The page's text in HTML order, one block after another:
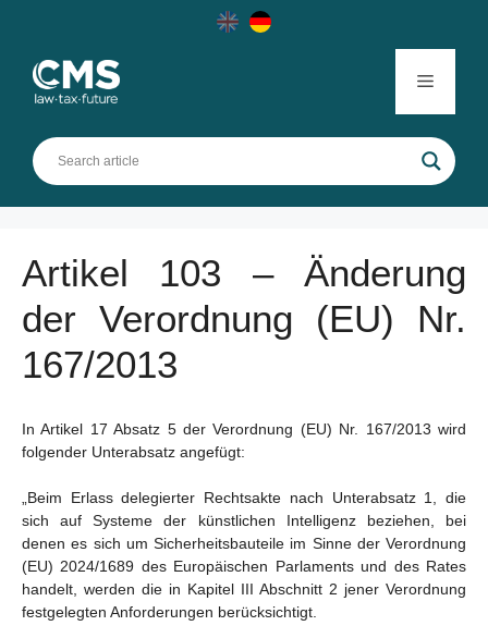
Menu
Artikel 103 – Änderung
der Verordnung (EU) Nr.
167/2013
In Artikel 17 Absatz 5 der Verordnung (EU) Nr. 167/2013 wird
folgender Unterabsatz angefügt:
„Beim Erlass delegierter Rechtsakte nach Unterabsatz 1, die
sich auf Systeme der künstlichen Intelligenz beziehen, bei
denen es sich um Sicherheitsbauteile im Sinne der Verordnung
(EU) 2024/1689 des Europäischen Parlaments und des Rates
handelt, werden die in Kapitel III Abschnitt 2 jener Verordnung
festgelegten Anforderungen berücksichtigt.